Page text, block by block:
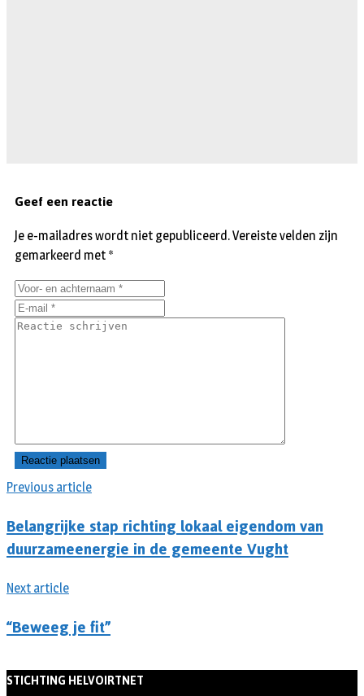
Previous article
Belangrijke stap richting lokaal eigendom van
duurzameenergie in de gemeente Vught
Next article
“Beweeg je fit”
Geef een reactie
Je e-mailadres wordt niet gepubliceerd.Vereiste velden zijn
gemarkeerd met *
STICHTING HELVOIRTNET